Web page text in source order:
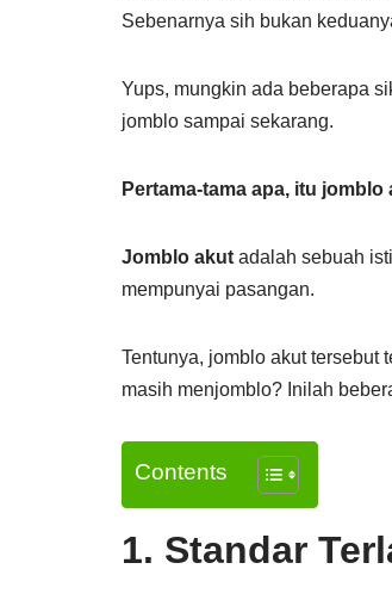
Sebenarnya sih bukan
Yups, mungkin ada beberapa
jomblo sampai sekarang.
Pertama-tama apa, itu jomblo
Jomblo akut adalah sebuah
mempunyai pasangan.
Tentunya, jomblo akut tersebut
masih menjomblo? Inilah
Contents
1. Standar